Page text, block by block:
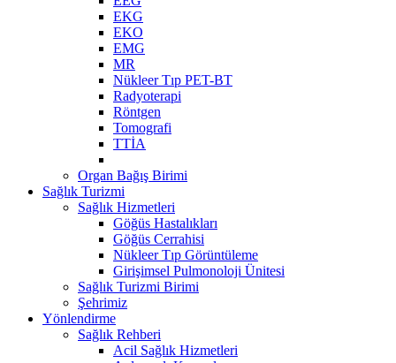
EKG
EKO
EMG
MR
Nükleer Tıp PET-BT
Radyoterapi
Röntgen
Tomografi
TTİA
Organ Bağış Birimi
Sağlık Turizmi
Sağlık Hizmetleri
Göğüs Hastalıkları
Göğüs Cerrahisi
Nükleer Tıp Görüntüleme
Girişimsel Pulmonoloji Ünitesi
Sağlık Turizmi Birimi
Şehrimiz
Yönlendirme
Sağlık Rehberi
Acil Sağlık Hizmetleri